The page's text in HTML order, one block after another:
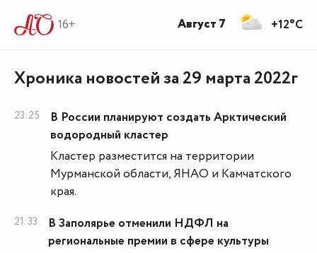
16+
Хроника новостей за 29 марта 2022г
23:25
В России планируют создать Арктический
водородный кластер
Кластер разместится на территории
Мурманской области, ЯНАО и Камчатского
края.
21:33
В Заполярье отменили НДФЛ на
региональные премии в сфере культуры
+12°C
Август 7